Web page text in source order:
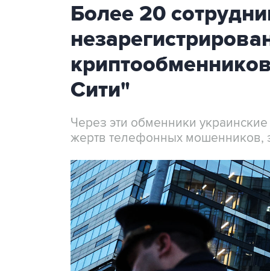
Более 20
Сити"
Через эти обменники
жертв телефонных мошенников,